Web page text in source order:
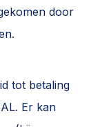
door
tot betaling
Er kan